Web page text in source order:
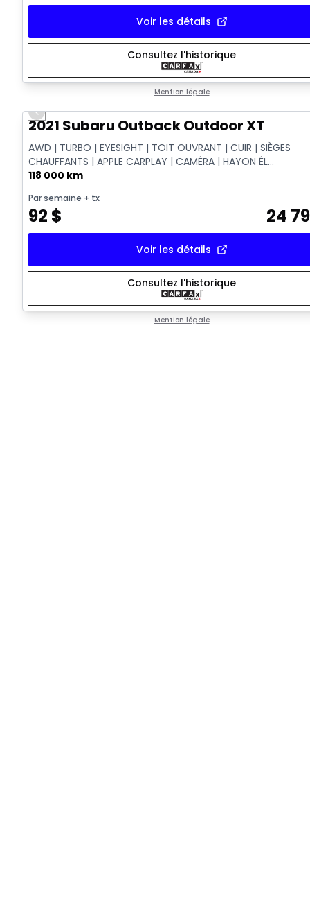
Voir les détails
Consultez l'historique
Mention légale
Vidéo disponible
Previous slide
2021 Subaru Outback Outdoor XT
AWD | TURBO | EYESIGHT | TOIT OUVRANT | CUIR | SIÈGES
CHAUFFANTS | APPLE CARPLAY | CAMÉRA | HAYON ÉL...
118 000 km
Par semaine + tx
92 $ 24
Voir les détails
Consultez l'historique
Mention légale